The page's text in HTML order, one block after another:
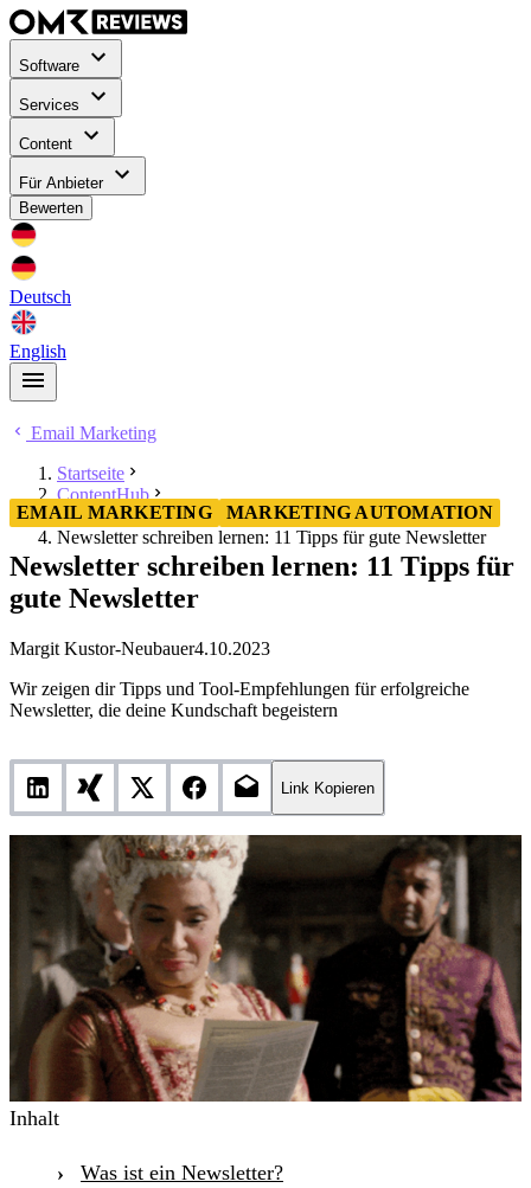
Software
Services
Content
Für Anbieter
Bewerten
Deutsch
English
Email Marketing
Startseite
ContentHub
Email Marketing
Newsletter schreiben lernen: 11 Tipps für gute Newsletter
EMAIL MARKETING MARKETING AUTOMATION
Newsletter schreiben lernen: 11 Tipps für
gute Newsletter
Margit Kustor-Neubauer4.10.2023
Wir zeigen dir Tipps und Tool-Empfehlungen für erfolgreiche
Newsletter, die deine Kundschaft begeistern
Link Kopieren
Inhalt
Was ist ein Newsletter?